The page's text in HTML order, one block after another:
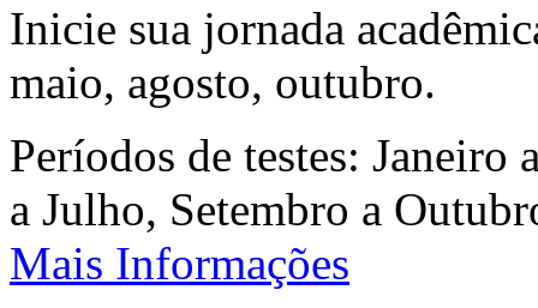
Inicie sua jornada
maio, agosto, outubro.
Períodos de testes:
a Julho, Setembro a
Mais Informações